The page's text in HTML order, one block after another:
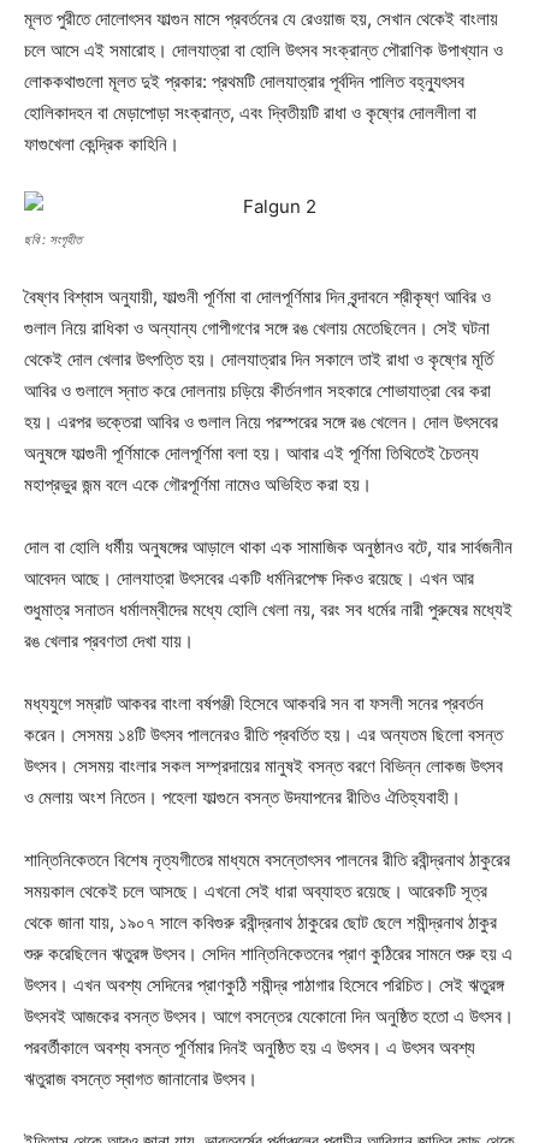
মূলত পুরীতে দোলোৎসব ফাল্গুন মাসে প্রবর্তনের যে রেওয়াজ হয়, সেখান থেকেই বাংলায়
চলে আসে এই সমারোহ। দোলযাত্রা বা হোলি উৎসব সংক্রান্ত পৌরাণিক উপাখ্যান ও
লোককথাগুলো মূলত দুই প্রকার: প্রথমটি দোলযাত্রার পূর্বদিন পালিত বহ্ন্যুৎসব
হোলিকাদহন বা মেড়াপোড়া সংক্রান্ত, এবং দ্বিতীয়টি রাধা ও কৃষ্ণের দোললীলা বা
ফাগুখেলা কেন্দ্রিক কাহিনি।
ছবি : সংগৃহীত
বৈষ্ণব বিশ্বাস অনুযায়ী, ফাল্গুনী পূর্ণিমা বা দোলপূর্ণিমার দিন বৃন্দাবনে শ্রীকৃষ্ণ আবির ও
গুলাল নিয়ে রাধিকা ও অন্যান্য গোপীগণের সঙ্গে রঙ খেলায় মেতেছিলেন। সেই ঘটনা
থেকেই দোল খেলার উৎপত্তি হয়। দোলযাত্রার দিন সকালে তাই রাধা ও কৃষ্ণের মূর্তি
আবির ও গুলালে স্নাত করে দোলনায় চড়িয়ে কীর্তনগান সহকারে শোভাযাত্রা বের করা
হয়। এরপর ভক্তেরা আবির ও গুলাল নিয়ে পরস্পরের সঙ্গে রঙ খেলেন। দোল উৎসবের
অনুষঙ্গে ফাল্গুনী পূর্ণিমাকে দোলপূর্ণিমা বলা হয়। আবার এই পূর্ণিমা তিথিতেই চৈতন্য
মহাপ্রভুর জন্ম বলে একে গৌরপূর্ণিমা নামেও অভিহিত করা হয়।
দোল বা হোলি ধর্মীয় অনুষঙ্গের আড়ালে থাকা এক সামাজিক অনুষ্ঠানও বটে, যার সার্বজনীন
আবেদন আছে। দোলযাত্রা উৎসবের একটি ধর্মনিরপেক্ষ দিকও রয়েছে। এখন আর
শুধুমাত্র সনাতন ধর্মালম্বীদের মধ্যে হোলি খেলা নয়, বরং সব ধর্মের নারী পুরুষের মধ্যেই
রঙ খেলার প্রবণতা দেখা যায়।
মধ্যযুগে সম্রাট আকবর বাংলা বর্ষপঞ্জী হিসেবে আকবরি সন বা ফসলী সনের প্রবর্তন
করেন। সেসময় ১৪টি উৎসব পালনেরও রীতি প্রবর্তিত হয়। এর অন্যতম ছিলো বসন্ত
উৎসব। সেসময় বাংলার সকল সম্প্রদায়ের মানুষই বসন্ত বরণে বিভিন্ন লোকজ উৎসব
ও মেলায় অংশ নিতেন। পহেলা ফাল্গুনে বসন্ত উদযাপনের রীতিও ঐতিহ্যবাহী।
শান্তিনিকেতনে বিশেষ নৃত্যগীতের মাধ্যমে বসন্তোৎসব পালনের রীতি রবীন্দ্রনাথ ঠাকুরের
সময়কাল থেকেই চলে আসছে। এখনো সেই ধারা অব্যাহত রয়েছে। আরেকটি সূত্র
থেকে জানা যায়, ১৯০৭ সালে কবিগুরু রবীন্দ্রনাথ ঠাকুরের ছোট ছেলে শমীন্দ্রনাথ ঠাকুর
শুরু করেছিলেন ঋতুরঙ্গ উৎসব। সেদিন শান্তিনিকেতনের প্রাণ কুঠিরের সামনে শুরু হয় এ
উৎসব। এখন অবশ্য সেদিনের প্রাণকুঠি শমীন্দ্র পাঠাগার হিসেবে পরিচিত। সেই ঋতুরঙ্গ
উৎসবই আজকের বসন্ত উৎসব। আগে বসন্তের যেকোনো দিন অনুষ্ঠিত হতো এ উৎসব।
পরবর্তীকালে অবশ্য বসন্ত পূর্ণিমার দিনই অনুষ্ঠিত হয় এ উৎসব। এ উৎসব অবশ্য
ঋতুরাজ বসন্তে স্বাগত জানানোর উৎসব।